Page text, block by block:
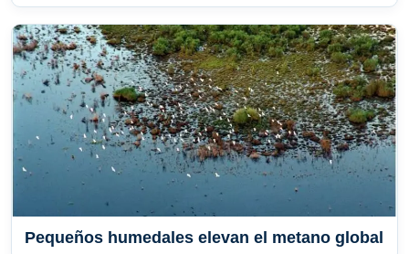
Pequeños humedales elevan el metano global